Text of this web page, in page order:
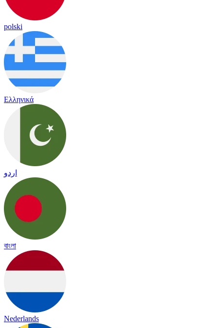
polski
Ελληνικά
اردو
বাংলা
Nederlands